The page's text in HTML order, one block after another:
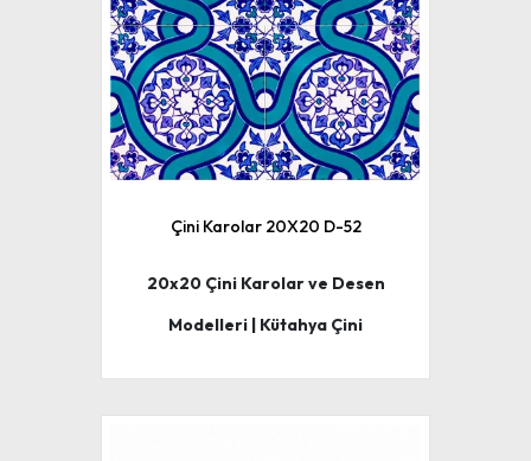
Çini Karolar 20X20 D-52
20x20 Çini Karolar ve Desen
Modelleri | Kütahya Çini